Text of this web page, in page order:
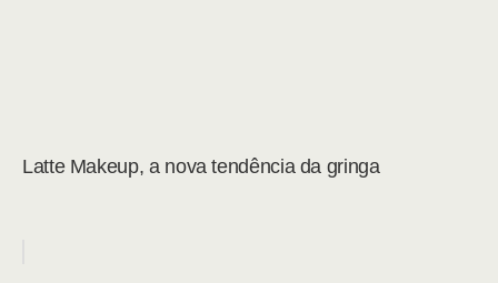
Latte Makeup, a nova tendência da gringa